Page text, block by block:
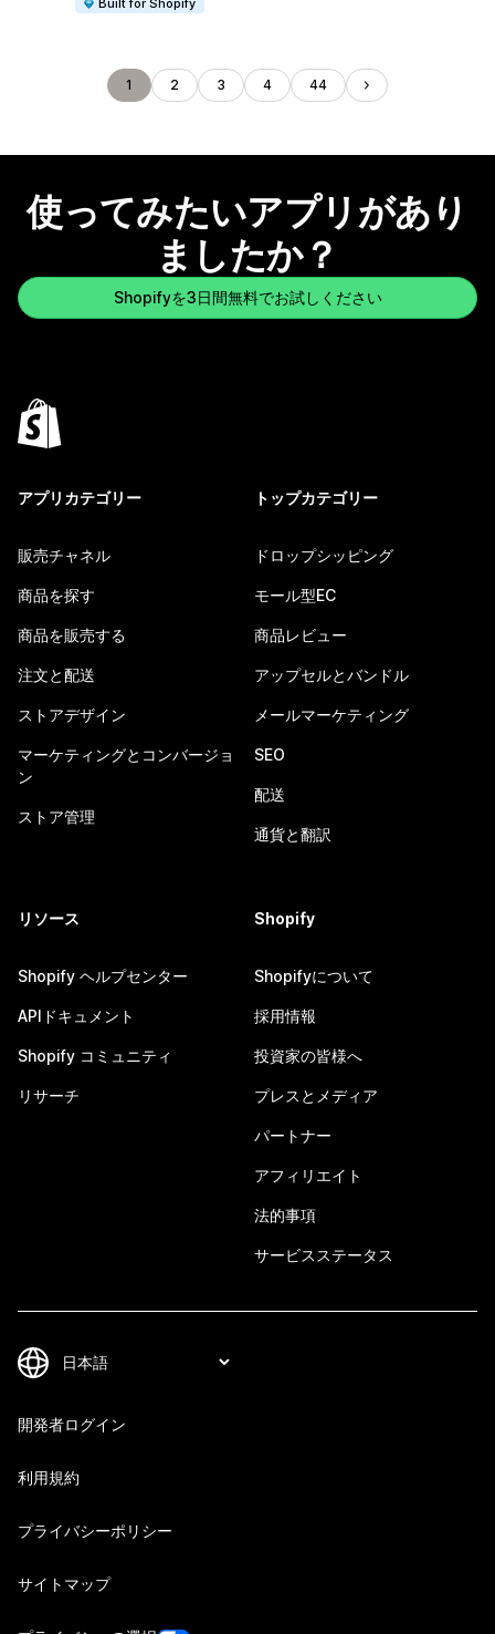
Built for Shopify
1 2 3 4 44
使ってみたいアプリがあり
ましたか？
Shopifyを3日間無料でお試しください
アプリカテゴリー
販売チャネル
商品を探す
商品を販売する
注文と配送
ストアデザイン
マーケティングとコンバージョ
ン
ストア管理
トップカテゴリー
ドロップシッピング
モール型EC
商品レビュー
アップセルとバンドル
メールマーケティング
SEO
配送
通貨と翻訳
リソース
Shopify ヘルプセンター
APIドキュメント
Shopify コミュニティ
リサーチ
Shopify
Shopifyについて
採用情報
投資家の皆様へ
プレスとメディア
パートナー
アフィリエイト
法的事項
サービスステータス
開発者ログイン
利用規約
プライバシーポリシー
サイトマップ